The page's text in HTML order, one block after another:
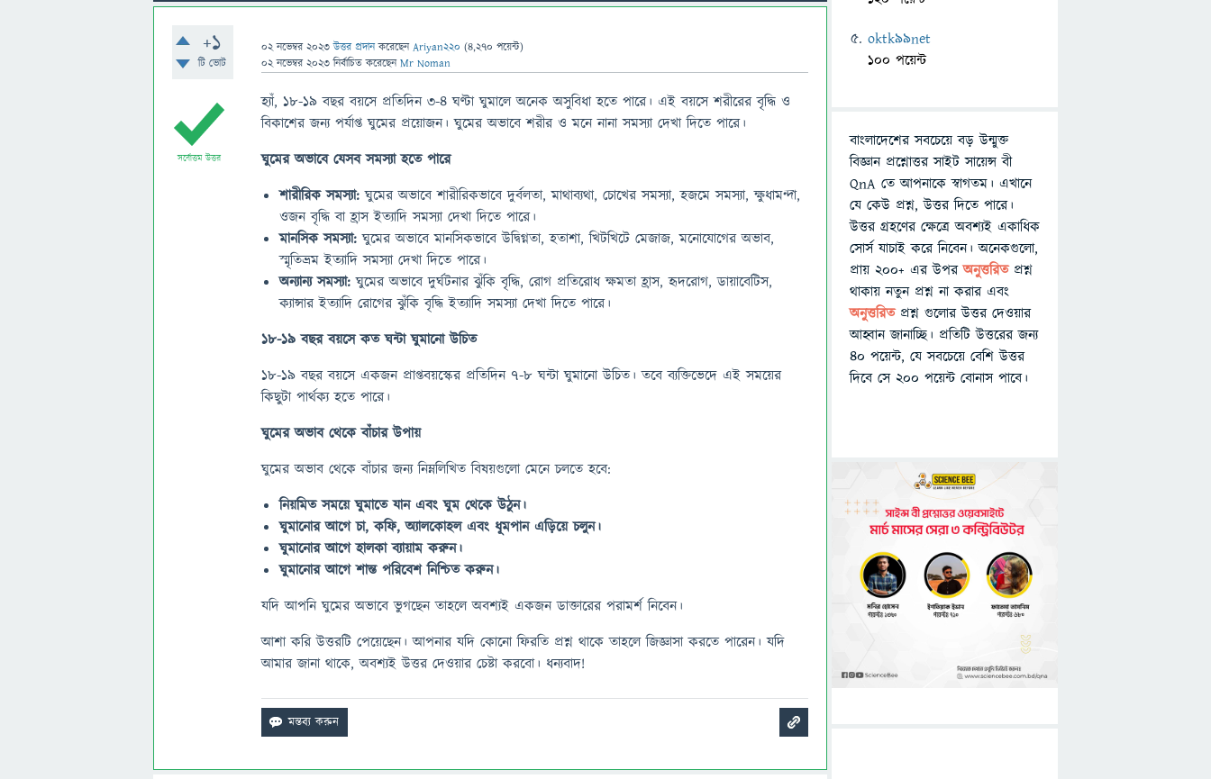
+1
টি ভোট
02 নভেম্বর 2023 উত্তর প্রদান করেছেনAriyan220 (4,270 পয়েন্ট)
02 নভেম্বর 2023 নির্বাচিত করেছেনMr Noman
সর্বোত্তম উত্তর
হ্যাঁ, ১৮-১৯ বছর বয়সে প্রতিদিন ৩-৪ ঘণ্টা ঘুমালে অনেক অসুবিধা হতে পারে। এই বয়সে শরীরের বৃদ্ধি ও
বিকাশের জন্য পর্যাপ্ত ঘুমের প্রয়োজন। ঘুমের অভাবে শরীর ও মনে নানা সমস্যা দেখা দিতে পারে।
ঘুমের অভাবে যেসব সমস্যা হতে পারে
শারীরিক সমস্যা:ঘুমের অভাবে শারীরিকভাবে দুর্বলতা, মাথাব্যথা, চোখের সমস্যা, হজমে সমস্যা, ক্ষুধামন্দা,
ওজন বৃদ্ধি বা হ্রাস ইত্যাদি সমস্যা দেখা দিতে পারে।
মানসিক সমস্যা:ঘুমের অভাবে মানসিকভাবে উদ্বিগ্নতা, হতাশা, খিটখিটে মেজাজ, মনোযোগের অভাব,
স্মৃতিভ্রম ইত্যাদি সমস্যা দেখা দিতে পারে।
অন্যান্য সমস্যা:ঘুমের অভাবে দুর্ঘটনার ঝুঁকি বৃদ্ধি, রোগ প্রতিরোধ ক্ষমতা হ্রাস, হৃদরোগ, ডায়াবেটিস,
ক্যান্সার ইত্যাদি রোগের ঝুঁকি বৃদ্ধি ইত্যাদি সমস্যা দেখা দিতে পারে।
১৮-১৯ বছর বয়সে কত ঘন্টা ঘুমানো উচিত
১৮-১৯ বছর বয়সে একজন প্রাপ্তবয়স্কের প্রতিদিন ৭-৮ ঘন্টা ঘুমানো উচিত। তবে ব্যক্তিভেদে এই সময়ের
কিছুটা পার্থক্য হতে পারে।
ঘুমের অভাব থেকে বাঁচার উপায়
ঘুমের অভাব থেকে বাঁচার জন্য নিম্নলিখিত বিষয়গুলো মেনে চলতে হবে:
নিয়মিত সময়ে ঘুমাতে যান এবং ঘুম থেকে উঠুন।
ঘুমানোর আগে চা, কফি, অ্যালকোহল এবং ধূমপান এড়িয়ে চলুন।
ঘুমানোর আগে হালকা ব্যায়াম করুন।
ঘুমানোর আগে শান্ত পরিবেশ নিশ্চিত করুন।
যদি আপনি ঘুমের অভাবে ভুগছেন তাহলে অবশ্যই একজন ডাক্তারের পরামর্শ নিবেন।
আশা করি উত্তরটি পেয়েছেন। আপনার যদি কোনো ফিরতি প্রশ্ন থাকে তাহলে জিজ্ঞাসা করতে পারেন। যদি
আমার জানা থাকে, অবশ্যই উত্তর দেওয়ার চেষ্টা করবো। ধন্যবাদ!
oktk99net
100 পয়েন্ট
বাংলাদেশের সবচেয়ে বড় উন্মুক্ত
বিজ্ঞান প্রশ্নোত্তর সাইট সায়েন্স বী
QnA তে আপনাকে স্বাগতম। এখানে
যে কেউ প্রশ্ন, উত্তর দিতে পারে।
উত্তর গ্রহণের ক্ষেত্রে অবশ্যই একাধিক
সোর্স যাচাই করে নিবেন। অনেকগুলো,
প্রায় ২০০+ এর উপরঅনুত্তরিতপ্রশ্ন
থাকায় নতুন প্রশ্ন না করার এবং
অনুত্তরিত প্রশ্ন গুলোর উত্তর দেওয়ার
আহ্বান জানাচ্ছি। প্রতিটি উত্তরের জন্য
৪০ পয়েন্ট, যে সবচেয়ে বেশি উত্তর
দিবে সে ২০০ পয়েন্ট বোনাস পাবে।